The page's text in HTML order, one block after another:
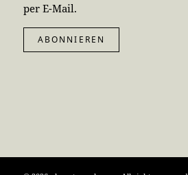
per E-Mail.
ABONNIEREN